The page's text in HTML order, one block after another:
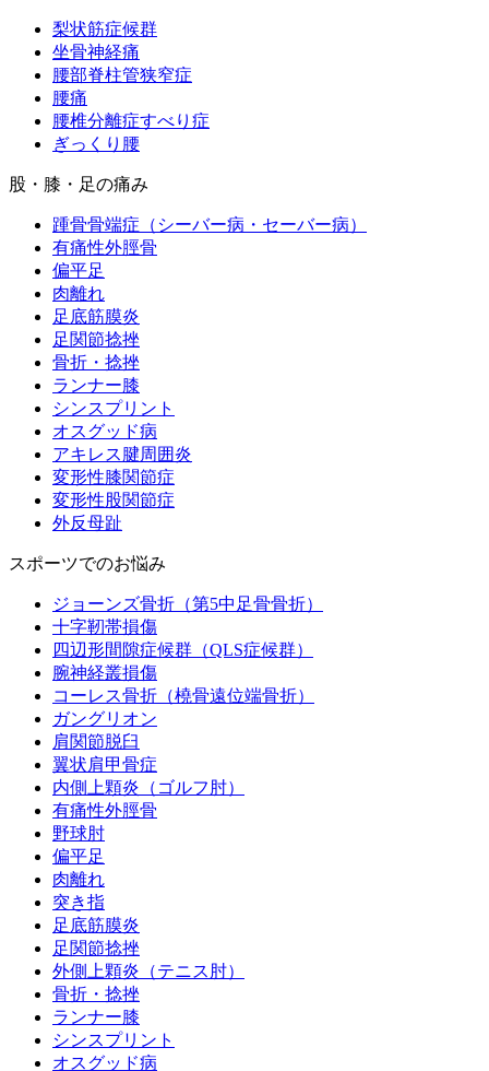
梨状筋症候群
坐骨神経痛
腰部脊柱管狭窄症
腰痛
腰椎分離症すべり症
ぎっくり腰
股・膝・足の痛み
踵骨骨端症（シーバー病・セーバー病）
有痛性外脛骨
偏平足
肉離れ
足底筋膜炎
足関節捻挫
骨折・捻挫
ランナー膝
シンスプリント
オスグッド病
アキレス腱周囲炎
変形性膝関節症
変形性股関節症
外反母趾
スポーツでのお悩み
ジョーンズ骨折（第5中足骨骨折）
十字靭帯損傷
四辺形間隙症候群（QLS症候群）
腕神経叢損傷
コーレス骨折（橈骨遠位端骨折）
ガングリオン
肩関節脱臼
翼状肩甲骨症
内側上顆炎（ゴルフ肘）
有痛性外脛骨
野球肘
偏平足
肉離れ
突き指
足底筋膜炎
足関節捻挫
外側上顆炎（テニス肘）
骨折・捻挫
ランナー膝
シンスプリント
オスグッド病